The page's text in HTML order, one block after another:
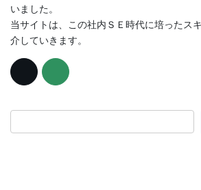
いました。
当サイトは、この社内ＳＥ時代に培ったス
介していきます。